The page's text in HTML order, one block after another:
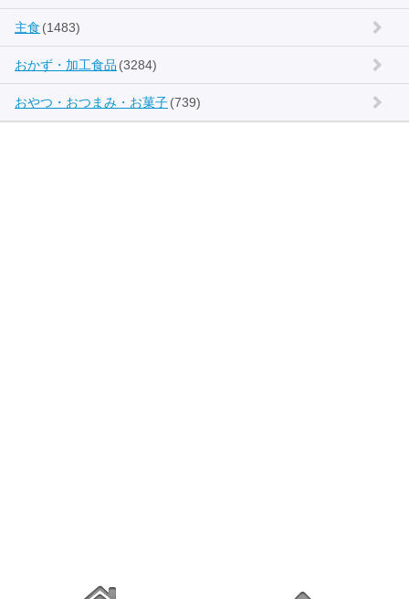
主食 (1483)
おかず・加工食品 (3284)
おやつ・おつまみ・お菓子(739)